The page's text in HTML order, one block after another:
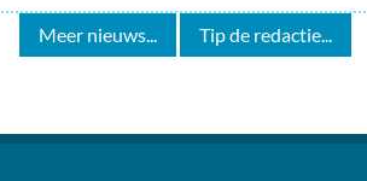
Meer nieuws... Tip de redactie...